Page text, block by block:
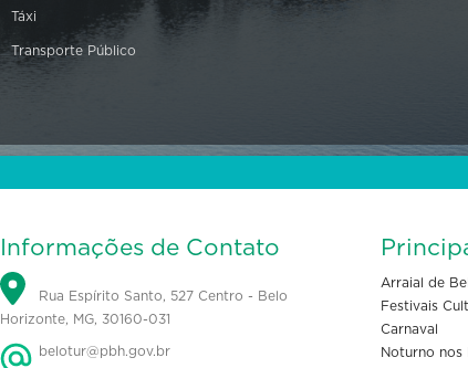
Táxi
Transporte Público
Informações de Contato
Rua Espírito Santo, 527 Centro - Belo
Horizonte, MG, 30160-031
belotur@pbh.gov.br
Arraial de
Festivais
Carnaval
Noturno nos